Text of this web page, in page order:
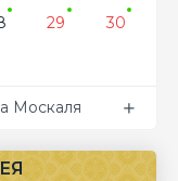
29
30
Москаля